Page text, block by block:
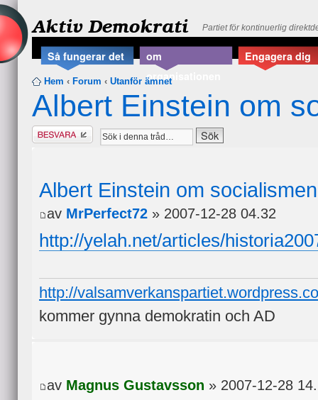
Aktiv Demokrati Partiet för kontinuerlig
Så fungerar det
om
organisationen
Engagera dig
Hem ‹ Forum ‹ Utanför ämnet
Albert Einstein om
Besvara
Albert Einstein om socialismen
av MrPerfect72 » 2007-12-28 04.32
http://yelah.net/articles/
http://
kommer gynna demokratin och AD
av Magnus Gustavsson » 2007-12-28